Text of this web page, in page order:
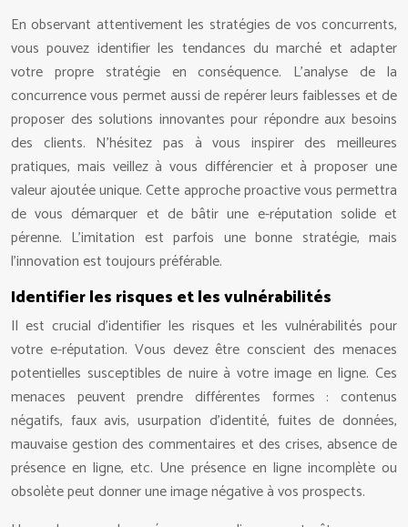
En observant attentivement les stratégies de vos concurrents,
vous pouvez identifier les tendances du marché et adapter
votre propre stratégie en conséquence. L’analyse de la
concurrence vous permet aussi de repérer leurs faiblesses et de
proposer des solutions innovantes pour répondre aux besoins
des clients. N’hésitez pas à vous inspirer des meilleures
pratiques, mais veillez à vous différencier et à proposer une
valeur ajoutée unique. Cette approche proactive vous permettra
de vous démarquer et de bâtir une e-réputation solide et
pérenne. L’imitation est parfois une bonne stratégie, mais
l’innovation est toujours préférable.
Identifier les risques et les vulnérabilités
Il est crucial d’identifier les risques et les vulnérabilités pour
votre e-réputation. Vous devez être conscient des menaces
potentielles susceptibles de nuire à votre image en ligne. Ces
menaces peuvent prendre différentes formes : contenus
négatifs, faux avis, usurpation d’identité, fuites de données,
mauvaise gestion des commentaires et des crises, absence de
présence en ligne, etc. Une présence en ligne incomplète ou
obsolète peut donner une image négative à vos prospects.